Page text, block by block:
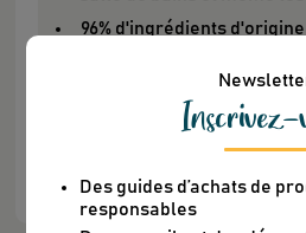
Inscrivez-
Des guides d’achats de
responsables
96% d'ingrédients
suffit d'ajouter de l'eau
produit actif.
Plus